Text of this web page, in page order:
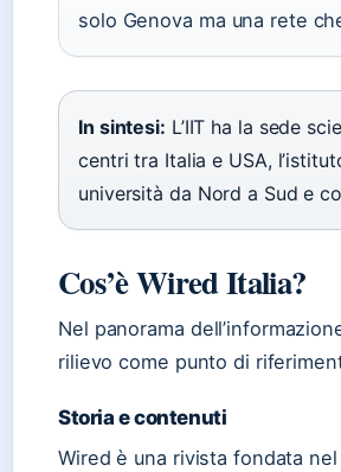
solo Genova ma una rete
In sintesi: L’IIT ha la sede
centri tra Italia e USA,
università da Nord a Sud e
Cos’è Wired Italia?
Nel panorama
rilievo come punto di
Storia e contenuti
Wired è una rivista fondata